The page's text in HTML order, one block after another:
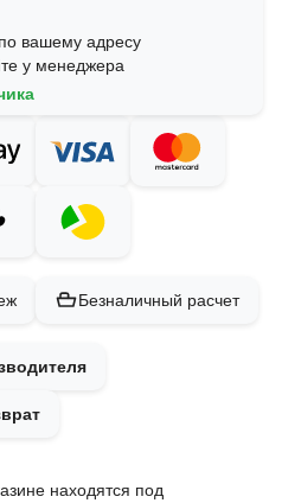
вашему адресу
у менеджера
Безналичный расчет
находятся под